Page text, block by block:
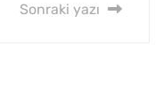
Sonraki yazı